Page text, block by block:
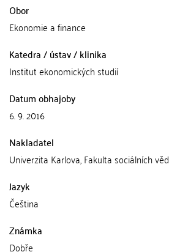
Obor
Ekonomie a finance
Katedra / ústav / klinika
Institut ekonomických studií
Datum obhajoby
6. 9. 2016
Nakladatel
Univerzita Karlova, Fakulta sociálních věd
Jazyk
Čeština
Známka
Dobře